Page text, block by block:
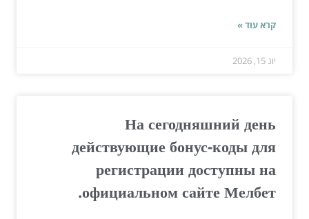
קרא עוד »
יונ 15, 2026
На сегодняшний день
действующие бонус-коды для
регистрации доступны на
официальном сайте Мелбет.